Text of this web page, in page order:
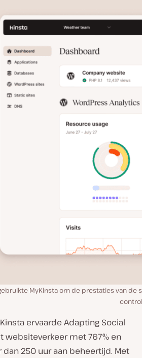
MyKinsta om de prestaties van de
ervaarde Adapting Social
websiteverkeer met 767% en
250 uur aan beheertijd. Met